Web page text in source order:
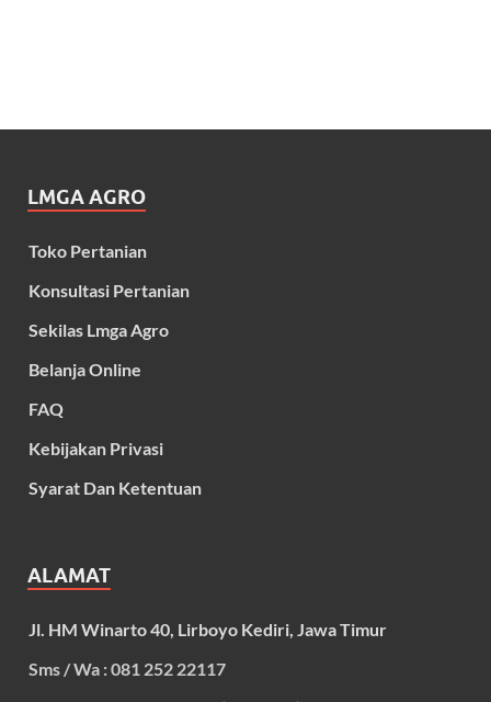
LMGA AGRO
Toko Pertanian
Konsultasi Pertanian
Sekilas Lmga Agro
Belanja Online
FAQ
Kebijakan Privasi
Syarat Dan Ketentuan
ALAMAT
Jl. HM Winarto 40, Lirboyo Kediri, Jawa Timur
Sms / Wa : 081 252 22117